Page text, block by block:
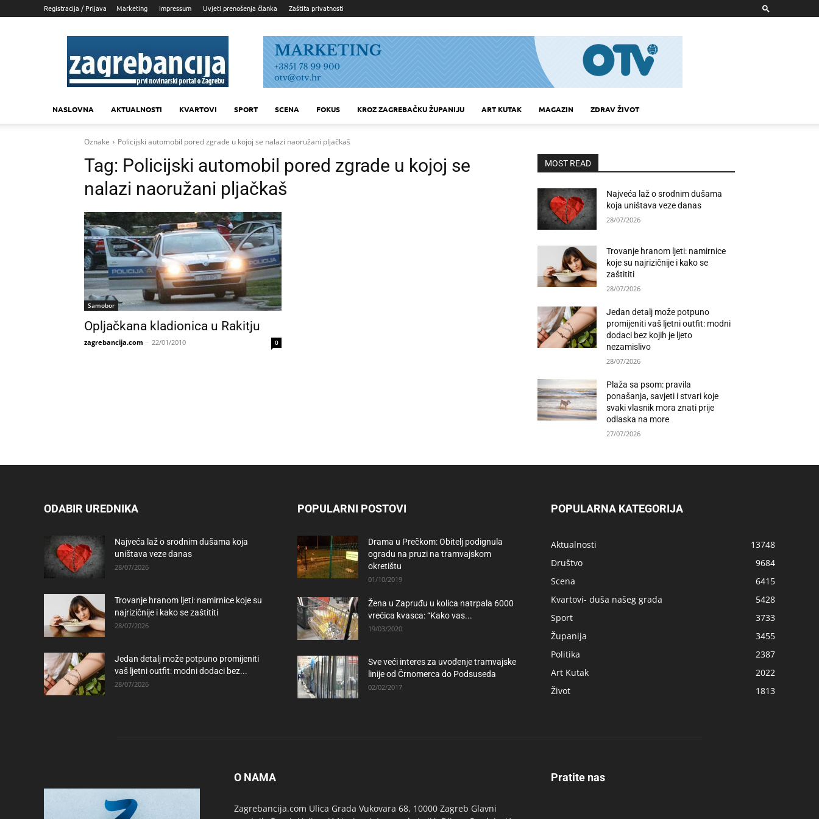
Registracija / Prijava Marketing Impressum Uvjeti prenošenja članka Zaštita privatnosti
Zagrebancija
NASLOVNA AKTUALNOSTI KVARTOVI SPORT SCENA FOKUS KROZ ZAGREBAČKU ŽUPANIJU ART KUTAK MAGAZIN ZDRAV ŽIVOT
Oznake Policijski automobil pored zgrade u kojoj se nalazi naoružani pljačkaš
Tag: Policijski automobil pored zgrade u kojoj se
nalazi naoružani pljačkaš
Samobor
Opljačkana kladionica u Rakitju
zagrebancija.com - 22/01/2010 0
MOST READ
Najveća laž o srodnim dušama
koja uništava veze danas
28/07/2026
Trovanje hranom ljeti: namirnice
koje su najrizičnije i kako se
zaštititi
28/07/2026
Jedan detalj može potpuno
promijeniti vaš ljetni outfit: modni
dodaci bez kojih je ljeto
nezamislivo
28/07/2026
Plaža sa psom: pravila
ponašanja, savjeti i stvari koje
svaki vlasnik mora znati prije
odlaska na more
27/07/2026
ODABIR UREDNIKA
Najveća laž o srodnim dušama koja
uništava veze danas
28/07/2026
Trovanje hranom ljeti: namirnice koje su
najrizičnije i kako se zaštititi
28/07/2026
Jedan detalj može potpuno promijeniti
vaš ljetni outfit: modni dodaci bez...
28/07/2026
POPULARNI POSTOVI
Drama u Prečkom: Obitelj podignula
ogradu na pruzi na tramvajskom
okretištu
01/10/2019
Žena u Zapruđu u kolica natrpala 6000
vrećica kvasca: “Kako vas...
19/03/2020
Sve veći interes za uvođenje tramvajske
linije od Črnomerca do Podsuseda
02/02/2017
POPULARNA KATEGORIJA
Aktualnosti
13748
Društvo
9684
Scena
6415
Kvartovi- duša našeg grada
5428
Sport
3733
Županija
3455
Politika
2387
Art Kutak
2022
Život
1813
O NAMA
Zagrebancija.com Ulica Grada Vukovara 68, 10000 Zagreb Glavni
Pratite nas